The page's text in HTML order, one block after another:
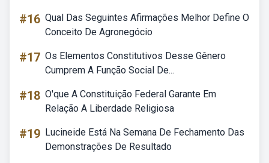
#16 Qual Das Seguintes Afirmações Melhor Define O
Conceito De Agronegócio
#17 Os Elementos Constitutivos Desse Gênero
Cumprem A Função Social De...
#18 O'que A Constituição Federal Garante Em
Relação A Liberdade Religiosa
#19 Lucineide Está Na Semana De Fechamento Das
Demonstrações De Resultado